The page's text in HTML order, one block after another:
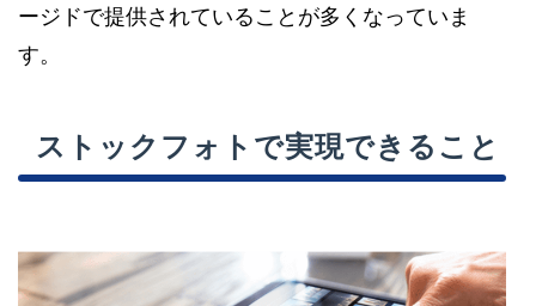
ージドで提供されていることが多くなっていま
す。
ストックフォトで実現できること